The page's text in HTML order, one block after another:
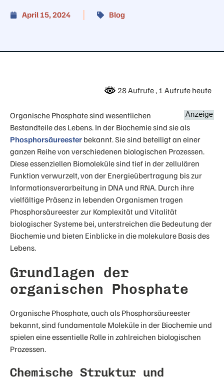
April 15, 2024 Blog
28 Aufrufe , 1 Aufrufe heute
Organische Phosphate sind wesentlichen
Bestandteile des Lebens. In der Biochemie sind sie als
Phosphorsäureester bekannt. Sie sind beteiligt an einer
ganzen Reihe von verschiedenen biologischen Prozessen.
Diese essenziellen Biomoleküle sind tief in der zellulären
Funktion verwurzelt, von der Energieübertragung bis zur
Informationsverarbeitung in DNA und RNA. Durch ihre
vielfältige Präsenz in lebenden Organismen tragen
Phosphorsäureester zur Komplexität und Vitalität
biologischer Systeme bei, unterstreichen die Bedeutung der
Biochemie und bieten Einblicke in die molekulare Basis des
Lebens.
Grundlagen der
organischen Phosphate
Organische Phosphate, auch als Phosphorsäureester
bekannt, sind fundamentale Moleküle in der Biochemie und
spielen eine essentielle Rolle in zahlreichen biologischen
Prozessen.
Chemische Struktur und